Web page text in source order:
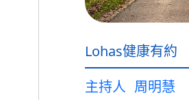
Lohas健康有約
主持人 周明慧